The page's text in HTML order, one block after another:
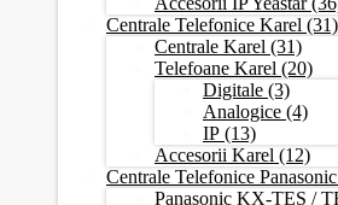
Centrale Telefonice Karel (31)
Centrale Karel (31)
Telefoane Karel (20)
Digitale (3)
Analogice (4)
IP (13)
Accesorii Karel (12)
Centrale Telefonice Panasonic
Panasonic KX-TES /